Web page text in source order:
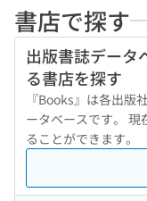
書店で探す
出版書誌データ
る書店を探す
『Books』は各出版
ータベースです。
ることができます。